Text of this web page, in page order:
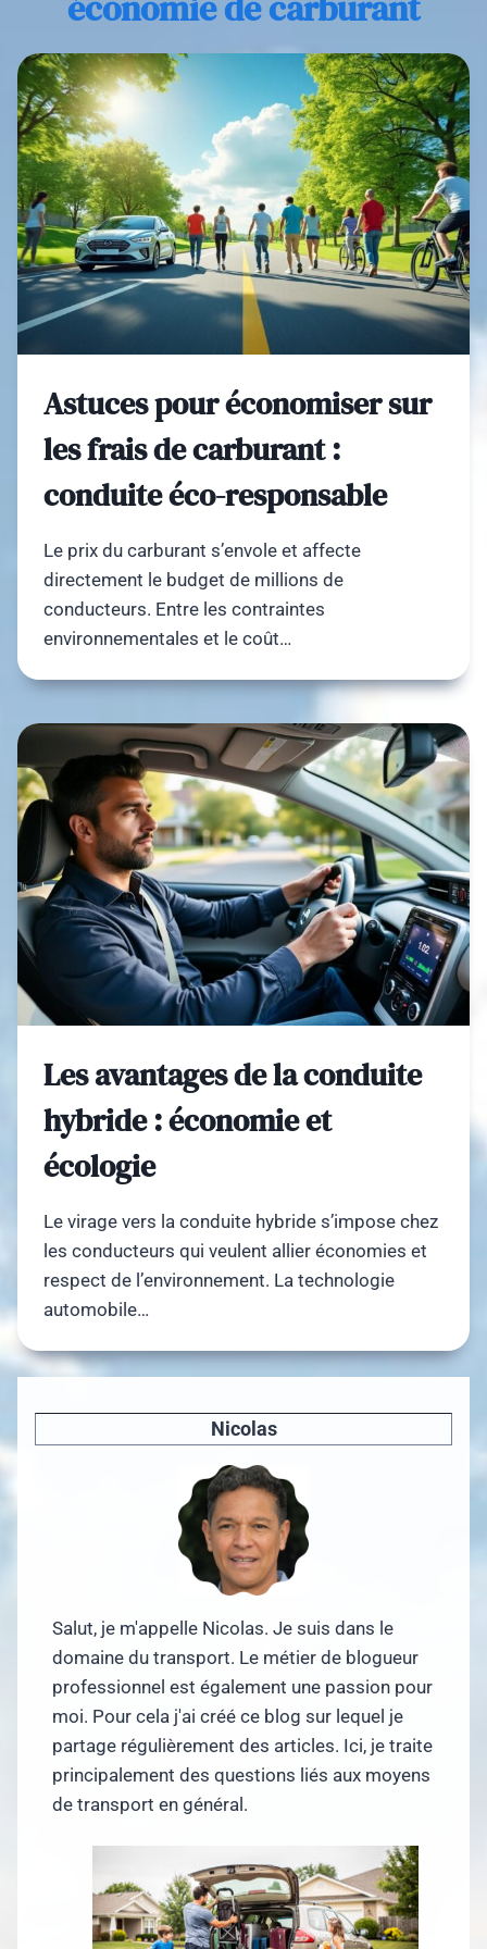
Astuces pour économiser sur
les frais de carburant :
conduite éco-responsable
Le prix du carburant s’envole et affecte
directement le budget de millions de
conducteurs. Entre les contraintes
environnementales et le coût…
Les avantages de la conduite
hybride : économie et
écologie
Le virage vers la conduite hybride s’impose chez
les conducteurs qui veulent allier économies et
respect de l’environnement. La technologie
automobile…
Nicolas
Salut, je m'appelle Nicolas. Je suis dans le
domaine du transport. Le métier de blogueur
professionnel est également une passion pour
moi. Pour cela j'ai créé ce blog sur lequel je
partage régulièrement des articles. Ici, je traite
principalement des questions liés aux moyens
de transport en général.